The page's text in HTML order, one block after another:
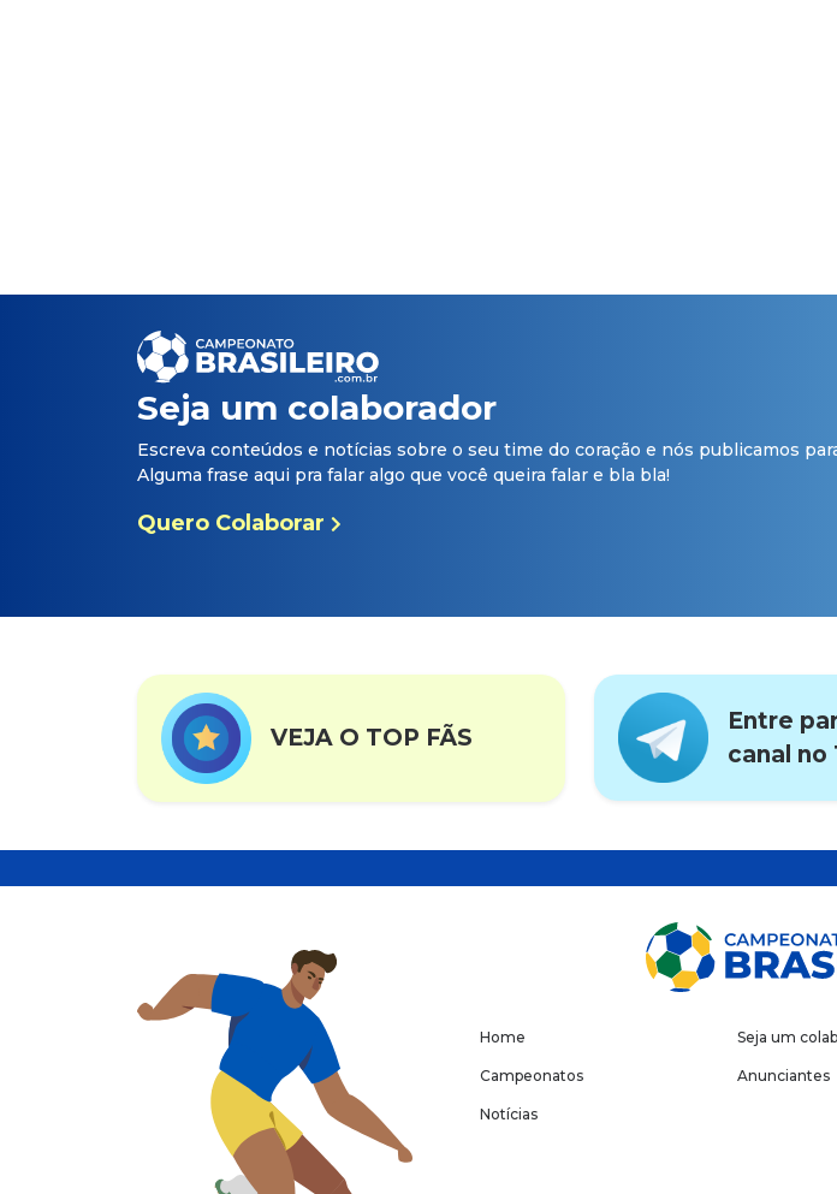
Seja um colaborador
Escreva conteúdos e notícias sobre o seu time do coração e nós publicamos
Alguma frase aqui pra falar algo que você queira falar e bla bla!
Quero Colaborar
VEJA O TOP FÃS
Entre
canal no
Home
Campeonatos
Notícias
Seja um
Anunciantes